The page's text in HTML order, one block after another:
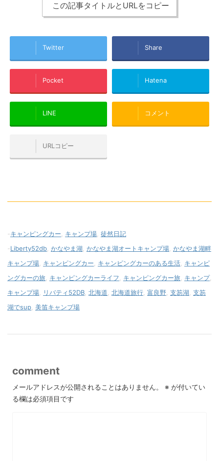
この記事タイトルとURLをコピー
Twitter Share
Pocket Hatena
LINE コメント
URLコピー
-キャンピングカー, キャンプ場, 徒然日記
-Liberty52db, かなやま湖, かなやま湖オートキャンプ場, かなやま湖畔
キャンプ場, キャンピングカー, キャンピングカーのある生活, キャンピ
ングカーの旅, キャンピングカーライフ, キャンピングカー旅, キャンプ,
キャンプ場, リバティ52DB, 北海道, 北海道旅行, 富良野, 支笏湖, 支笏
湖でsup, 美笛キャンプ場
comment
メールアドレスが公開されることはありません。 ※ が付いてい
る欄は必須項目です